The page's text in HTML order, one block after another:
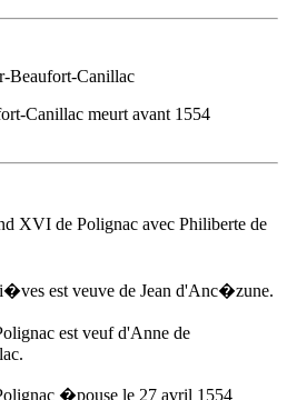
Beaufort-Canillac
Canillac meurt avant 1554
XVI de Polignac avec Philiberte de
est veuve de Jean d'Anc�zune.
est veuf d'Anne de
.
�pouse le 27 avril 1554